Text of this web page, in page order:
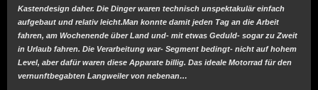
Kastendesign daher. Die Dinger waren technisch unspektakulär einfach
aufgebaut und relativ leicht.Man konnte damit jeden Tag an die Arbeit
fahren, am Wochenende über Land und- mit etwas Geduld- sogar zu Zweit
in Urlaub fahren. Die Verarbeitung war- Segment bedingt- nicht auf hohem
Level, aber dafür waren diese Apparate billig. Das ideale Motorrad für den
vernunftbegabten Langweiler von nebenan…